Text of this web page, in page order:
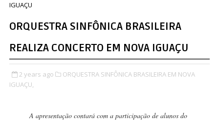
IGUAÇU
ORQUESTRA SINFÔNICA BRASILEIRA
REALIZA CONCERTO EM NOVA IGUAÇU
2 years ago
ORQUESTRA SINFÔNICA BRASILEIRA EM NOVA
IGUAÇU,
A apresentação contará com a participação de alunos do